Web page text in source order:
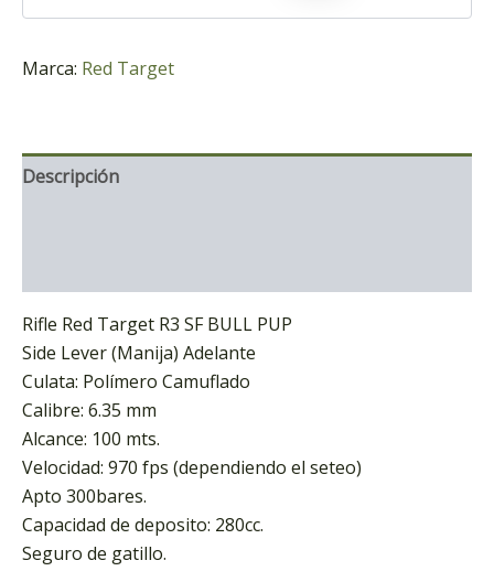
Marca: Red Target
Descripción
Rifle Red Target R3 SF BULL PUP
Side Lever (Manija) Adelante
Culata: Polímero Camuflado
Calibre: 6.35 mm
Alcance: 100 mts.
Velocidad: 970 fps (dependiendo el seteo)
Apto 300bares.
Capacidad de deposito: 280cc.
Seguro de gatillo.